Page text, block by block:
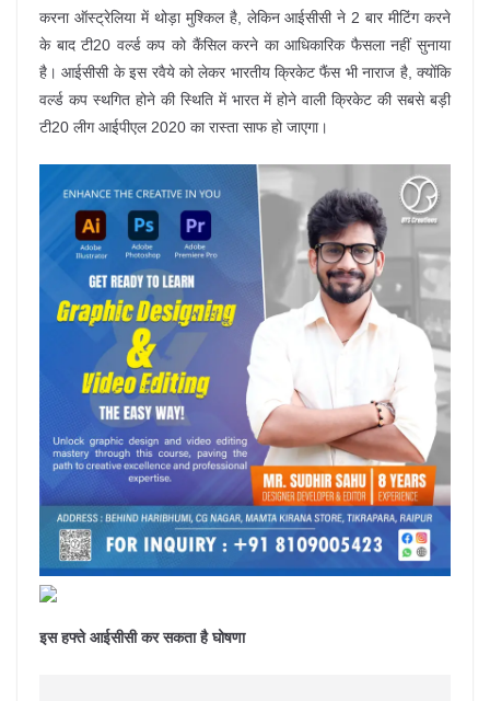
करना ऑस्ट्रेलिया में थोड़ा मुश्किल है, लेकिन आईसीसी ने 2 बार मीटिंग करने
के बाद टी20 वर्ल्ड कप को कैंसिल करने का आधिकारिक फैसला नहीं सुनाया
है। आईसीसी के इस रवैये को लेकर भारतीय क्रिकेट फैंस भी नाराज है, क्योंकि
वर्ल्ड कप स्थगित होने की स्थिति में भारत में होने वाली क्रिकेट की सबसे बड़ी
टी20 लीग आईपीएल 2020 का रास्ता साफ हो जाएगा।
इस हफ्ते आईसीसी कर सकता है घोषणा